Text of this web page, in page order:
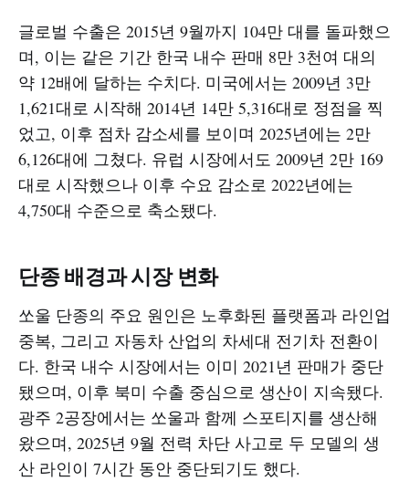
글로벌 수출은 2015년 9월까지 104만 대를 돌파했으
며, 이는 같은 기간 한국 내수 판매 8만 3천여 대의
약 12배에 달하는 수치다. 미국에서는 2009년 3만
1,621대로 시작해 2014년 14만 5,316대로 정점을 찍
었고, 이후 점차 감소세를 보이며 2025년에는 2만
6,126대에 그쳤다. 유럽 시장에서도 2009년 2만 169
대로 시작했으나 이후 수요 감소로 2022년에는
4,750대 수준으로 축소됐다.​
단종 배경과 시장 변화
쏘울 단종의 주요 원인은 노후화된 플랫폼과 라인업
중복, 그리고 자동차 산업의 차세대 전기차 전환이
다. 한국 내수 시장에서는 이미 2021년 판매가 중단
됐으며, 이후 북미 수출 중심으로 생산이 지속됐다.
광주 2공장에서는 쏘울과 함께 스포티지를 생산해
왔으며, 2025년 9월 전력 차단 사고로 두 모델의 생
산 라인이 7시간 동안 중단되기도 했다.​